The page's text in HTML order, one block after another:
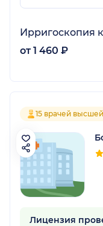
Ирригоскопия
от 1 460 ₽
15 врачей
Лицензия